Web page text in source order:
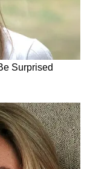
ভাঙতে
যে,
মোকাবিলায়
নির্দেশ
একটি